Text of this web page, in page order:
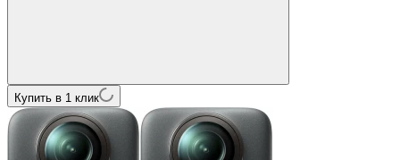
Купить в 1 клик